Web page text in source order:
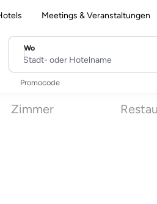
Meetings & Veranstaltungen
Wo
Stadt- oder Hotelname
Promocode
Zimmer